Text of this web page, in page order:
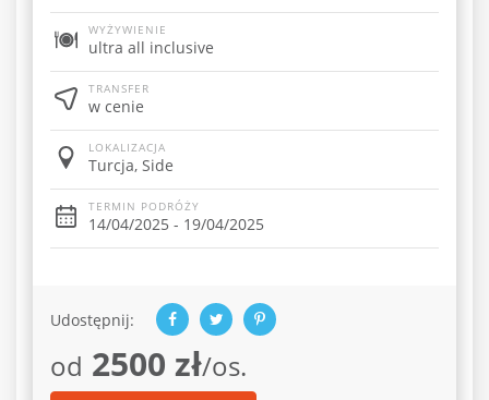
WYŻYWIENIE
ultra all inclusive
TRANSFER
w cenie
LOKALIZACJA
Turcja, Side
TERMIN PODRÓŻY
14/04/2025 - 19/04/2025
Udostępnij:
od 2500 zł/os.